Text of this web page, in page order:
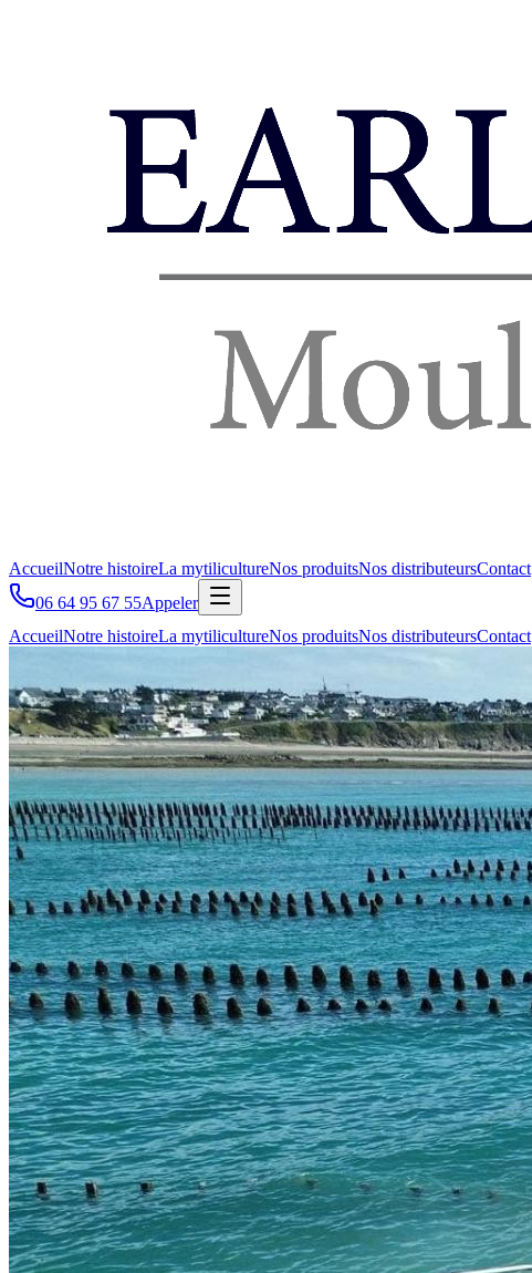
AccueilNotre histoireLa mytilicultureNos produitsNos distributeursContact
06 64 95 67 55Appeler
AccueilNotre histoireLa mytilicultureNos produitsNos distributeursContact